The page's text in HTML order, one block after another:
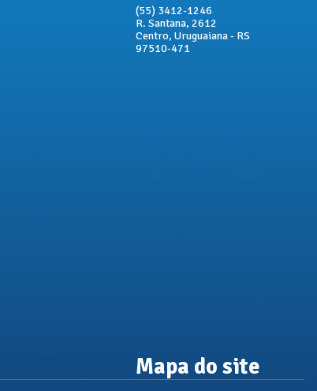
(55) 3412-1246
R. Santana, 2612
Centro, Uruguaiana - RS
97510-471
Mapa do site